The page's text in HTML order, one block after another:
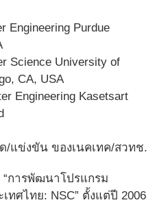
Engineering Purdue
Science University of
CA, USA
Engineering Kasetsart
/แข่งขัน ของเนคเทค/สวทช.
การพัฒนาโปรแกรม
ทศไทย: NSC” ตั้งแต่ปี 2006